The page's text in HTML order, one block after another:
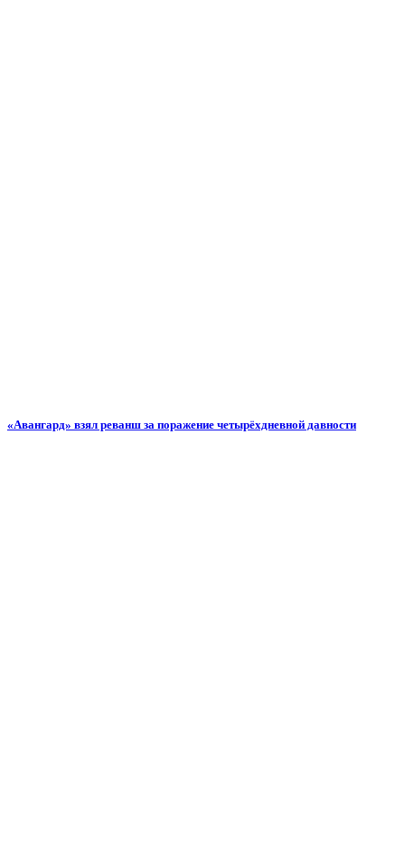
«Авангард» взял реванш за поражение четырёхдневной давности